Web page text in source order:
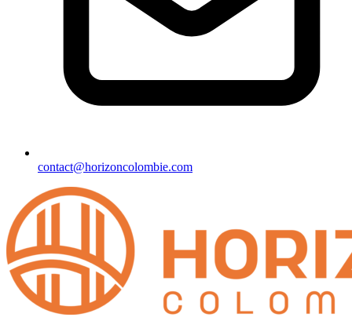
contact@horizoncolombie.com